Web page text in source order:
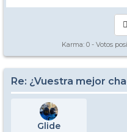
Karma: 0 - Votos
Re: ¿Vuestra mejor
Glide